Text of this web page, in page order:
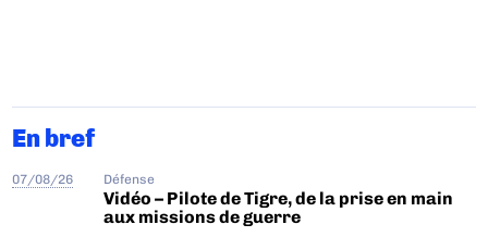
En bref
07/08/26 Défense
Vidéo – Pilote de Tigre, de la prise en main
aux missions de guerre